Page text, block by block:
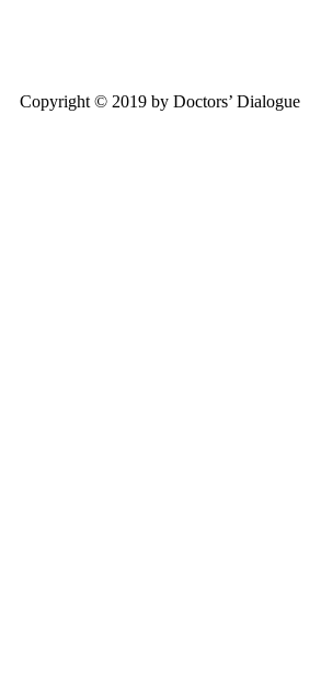
Copyright © 2019 by Doctors’ Dialogue